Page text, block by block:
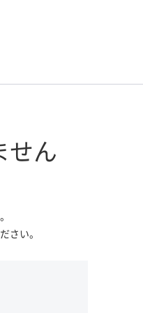
せん
さい。